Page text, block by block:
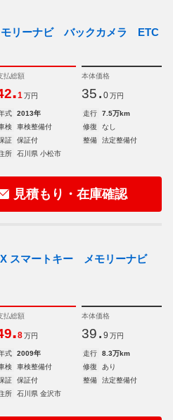
モリーナビ バックカメラ ETC
払総額
.1 万円
本体価格
35. 0 万円
式 2013年 走行
7.5万km
検
車検整備付 修復
なし
証
保証付 整備
法定整備付
所
石川県 小松市
見積もり・在庫確認
X スマートキー メモリーナビ
払総額
.8 万円
本体価格
39. 9 万円
式 2009年 走行
8.3万km
検
車検整備付 修復
あり
証
保証付 整備
法定整備付
所
石川県 金沢市